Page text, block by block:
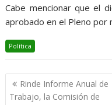
Cabe mencionar que el
aprobado en el Pleno por
Política
Navegación
de
Rinde Informe Anual de
Trabajo, la Comisión de